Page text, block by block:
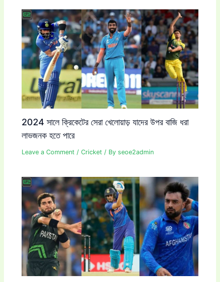
2024 সালে ক্রিকেটের সেরা খেলোয়াড় যাদের উপর বাজি ধরা
লাভজনক হতে পারে
Leave a Comment /Cricket / Byseoe2admin